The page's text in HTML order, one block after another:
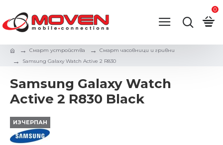
0
Смарт устройства
Смарт часовници и гривни
Samsung Galaxy Watch Active 2 R830
Samsung Galaxy Watch
Active 2 R830 Black
ИЗЧЕРПАН